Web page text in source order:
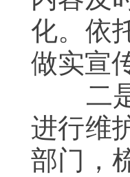
化。依
做实宣
二是
进行维
部门，